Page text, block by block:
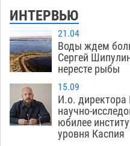
ИНТЕРВЬЮ
21.04
Воды ждем
Сергей
нересте рыбы
15.09
И.о. директора
научно-
юбилее
уровня Каспия